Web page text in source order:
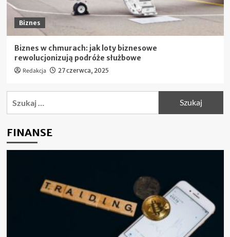
Biznes
Biznes w chmurach: jak loty biznesowe
rewolucjonizują podróże służbowe
Redakcja 27 czerwca, 2025
FINANSE